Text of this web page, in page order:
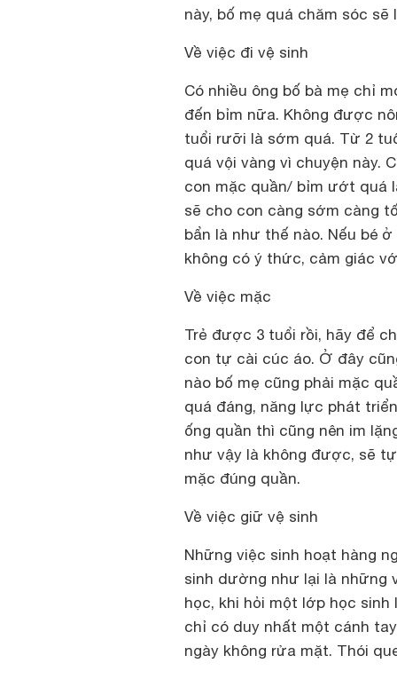
này, bố mẹ quá chăm sóc
Về việc đi vệ sinh
Có nhiều ông bố bà mẹ chỉ
đến bỉm nữa. Không được
tuổi rưỡi là sớm quá. Từ 2
quá vội vàng vì chuyện này.
con mặc quần/ bỉm ướt quá
sẽ cho con càng sớm càng
bẩn là như thế nào. Nếu bé
không có ý thức, cảm giác
Về việc mặc
Trẻ được 3 tuổi rồi, hãy để
con tự cài cúc áo. Ở đây
nào bố mẹ cũng phải mặc
quá đáng, năng lực phát
ống quần thì cũng nên im
như vậy là không được, sẽ
mặc đúng quần.
Về việc giữ vệ sinh
Những việc sinh hoạt hàng
sinh dường như lại là
học, khi hỏi một lớp học
chỉ có duy nhất một cánh
ngày không rửa mặt. Thói